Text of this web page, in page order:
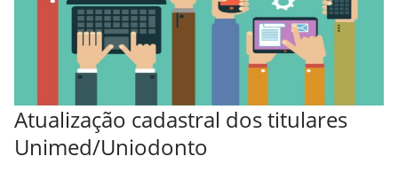
Atualização cadastral dos titulares
Unimed/Uniodonto